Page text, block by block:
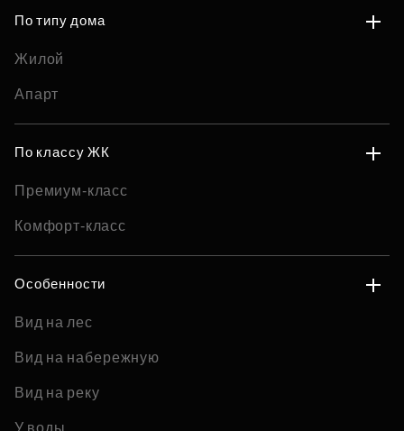
По типу дома
Жилой
Апарт
По классу ЖК
Премиум-класс
Комфорт-класс
Особенности
Вид на лес
Вид на набережную
Вид на реку
У воды